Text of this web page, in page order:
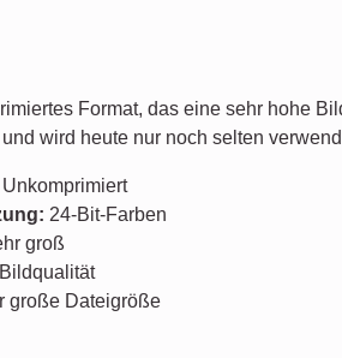
Format, das eine sehr hohe
wird heute nur noch selten
Unkomprimiert
24-Bit-Farben
groß
große Dateigröße